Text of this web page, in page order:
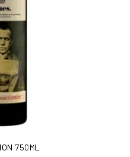
CARRITO
750ML